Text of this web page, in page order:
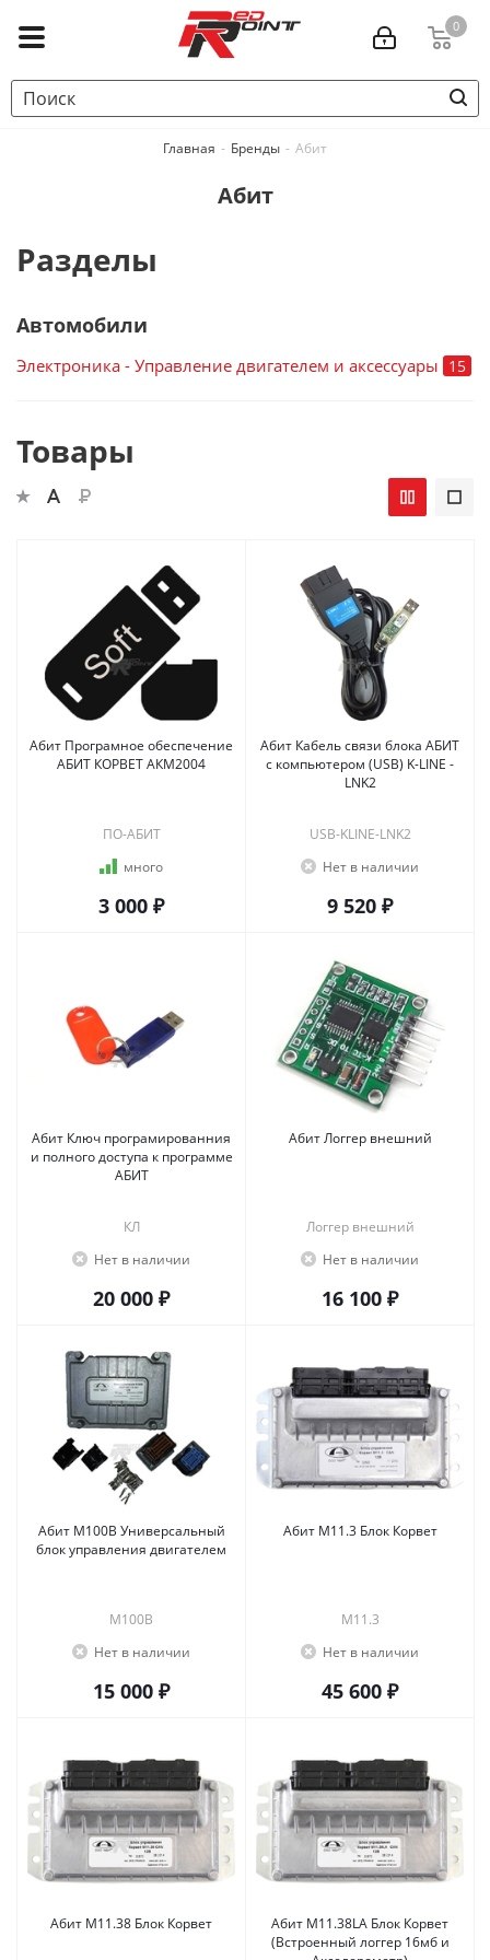
0
Главная - Бренды - Абит
Абит
Разделы
Автомобили
Электроника - Управление двигателем и аксессуары 15
Товары
Абит Програмное обеспечение
АБИТ КОРВЕТ АКМ2004
ПО-АБИТ
много
3 000 ₽
Абит Кабель связи блока АБИТ
с компьютером (USB) K-LINE -
LNK2
USB-KLINE-LNK2
Нет в наличии
9 520 ₽
Абит Ключ програмированния
и полного доступа к программе
АБИТ
КЛ
Нет в наличии
20 000 ₽
Абит Логгер внешний
Логгер внешний
Нет в наличии
16 100 ₽
Абит М100В Универсальный
блок управления двигателем
М100В
Нет в наличии
15 000 ₽
Абит М11.3 Блок Корвет
М11.3
Нет в наличии
45 600 ₽
Абит М11.38 Блок Корвет
Абит М11.38LA Блок Корвет
(Встроенный логгер 16мб и